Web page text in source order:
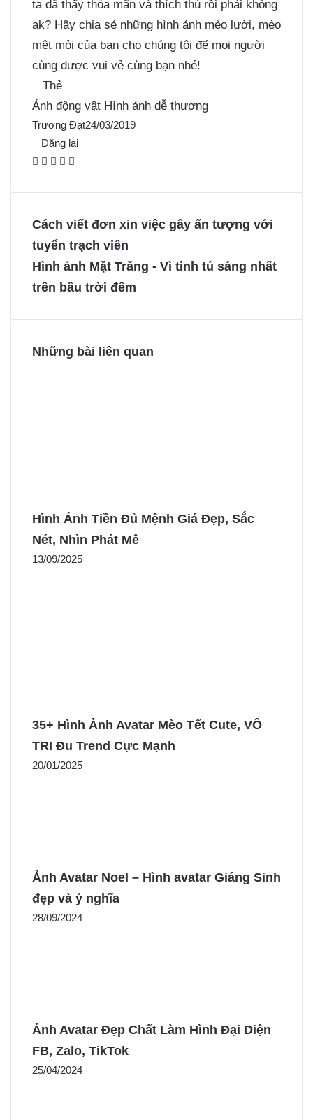
ta đã thấy thỏa mãn và thích thú rồi phải không
ak? Hãy chia sẻ những hình ảnh mèo lười, mèo
mệt mỏi của bạn cho chúng tôi để mọi người
cùng được vui vẻ cùng bạn nhé!
Thẻ
Ảnh động vật Hình ảnh dễ thương
Trương Đạt24/03/2019
Đăng lại
F
o
o
k
X P
r
e
s
M
n
g
e
n
g
e
Cách viết đơn xin việc gây ấn tượng với
tuyển trạch viên
Hình ảnh Mặt Trăng - Vì tinh tú sáng nhất
trên bầu trời đêm
Những bài liên quan
Hình Ảnh Tiền Đủ Mệnh Giá Đẹp, Sắc
Nét, Nhìn Phát Mê
13/09/2025
35+ Hình Ảnh Avatar Mèo Tết Cute, VÔ
TRI Đu Trend Cực Mạnh
20/01/2025
Ảnh Avatar Noel – Hình avatar Giáng Sinh
đẹp và ý nghĩa
28/09/2024
Ảnh Avatar Đẹp Chất Làm Hình Đại Diện
FB, Zalo, TikTok
25/04/2024